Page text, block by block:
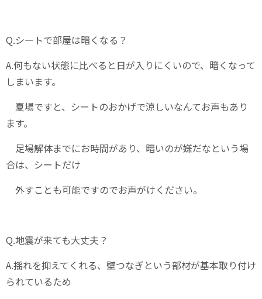
Q.シートで部屋は暗くなる？
A.何もない状態に比べると日が入りにくいので、暗くなって
しまいます。
夏場ですと、シートのおかげで涼しいなんてお声もあり
ます。
足場解体までにお時間があり、暗いのが嫌だなという場
合は、シートだけ
外すことも可能ですのでお声がけください。
Q.地震が来ても大丈夫？
A.揺れを抑えてくれる、壁つなぎという部材が基本取り付け
られているため